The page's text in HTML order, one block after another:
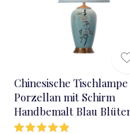
Chinesische Tischlampe
Porzellan mit Schirm
Handbemalt Blau